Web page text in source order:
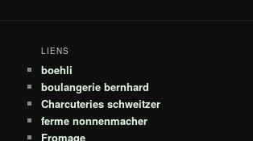
LIENS
boehli
boulangerie bernhard
Charcuteries schweitzer
ferme nonnenmacher
Fromage